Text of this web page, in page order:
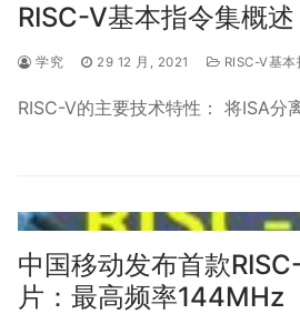
RISC-V基本指令集概述
学究 29 12 月, 2021 RISC-V基
RISC-V的主要技术特性： 将ISA分
中国移动发布首款
片：最高频率144MHz